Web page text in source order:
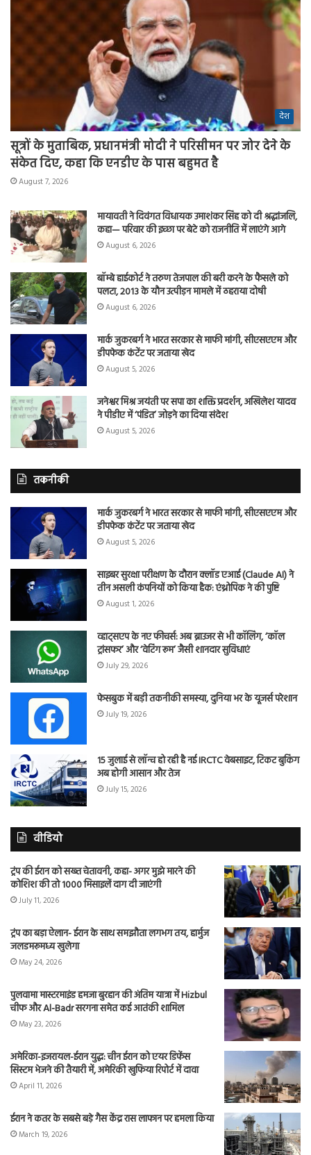
देश
सूत्रों के मुताबिक, प्रधानमंत्री मोदी ने परिसीमन पर जोर देने के
संकेत दिए, कहा कि एनडीए के पास बहुमत है
August 7, 2026
मायावती ने दिवंगत विधायक उमाशंकर सिंह को दी श्रद्धांजलि,
कहा— परिवार की इच्छा पर बेटे को राजनीति में लाएंगे आगे
August 6, 2026
बॉम्बे हाईकोर्ट ने तरुण तेजपाल की बरी करने के फैसले को
पलटा, 2013 के यौन उत्पीड़न मामले में ठहराया दोषी
August 6, 2026
मार्क जुकरबर्ग ने भारत सरकार से माफी मांगी, सीएसएएम और
डीपफेक कंटेंट पर जताया खेद
August 5, 2026
जनेश्वर मिश्र जयंती पर सपा का शक्ति प्रदर्शन, अखिलेश यादव
ने पीडीए में ‘पंडित’ जोड़ने का दिया संदेश
August 5, 2026
तकनीकी
मार्क जुकरबर्ग ने भारत सरकार से माफी मांगी, सीएसएएम और
डीपफेक कंटेंट पर जताया खेद
August 5, 2026
साइबर सुरक्षा परीक्षण के दौरान क्लॉड एआई (Claude AI) ने
तीन असली कंपनियों को किया हैक: एंथ्रोपिक ने की पुष्टि
August 1, 2026
व्हाट्सएप के नए फीचर्स: अब ब्राउजर से भी कॉलिंग, ‘कॉल
ट्रांसफर’ और ‘वेटिंग रूम’ जैसी शानदार सुविधाएं
July 29, 2026
फेसबुक में बड़ी तकनीकी समस्या, दुनिया भर के यूजर्स परेशान
July 19, 2026
15 जुलाई से लॉन्च हो रही है नई IRCTC वेबसाइट, टिकट बुकिंग
अब होगी आसान और तेज
July 15, 2026
वीडियो
ट्रंप की ईरान को सख्त चेतावनी, कहा- अगर मुझे मारने की
कोशिश की तो 1000 मिसाइलें दाग दी जाएंगी
July 11, 2026
ट्रंप का बड़ा ऐलान- ईरान के साथ समझौता लगभग तय, हार्मुज
जलडमरूमध्य खुलेगा
May 24, 2026
पुलवामा मास्टरमाइंड हमजा बुरहान की अंतिम यात्रा में Hizbul
चीफ और Al-Badr सरगना समेत कई आतंकी शामिल
May 23, 2026
अमेरिका-इजरायल-ईरान युद्ध: चीन ईरान को एयर डिफेंस
सिस्टम भेजने की तैयारी में, अमेरिकी खुफिया रिपोर्ट में दावा
April 11, 2026
ईरान ने कतर के सबसे बड़े गैस केंद्र रास लाफान पर हमला किया
March 19, 2026